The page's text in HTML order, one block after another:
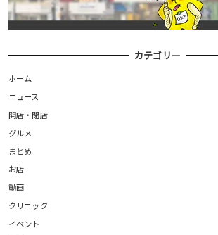
カテゴリー
ホーム
ニュース
開店・閉店
グルメ
まとめ
お店
動画
クリニック
イベント